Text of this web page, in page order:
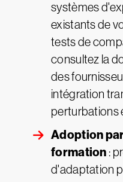
systèmes
existants de
tests de
consultez la
des
intégration
perturbations
Adoption
formation :
d'adaptation